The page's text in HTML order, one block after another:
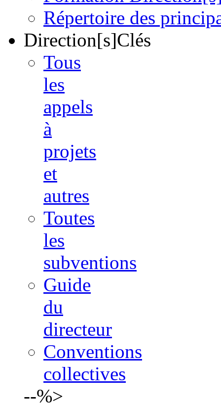
Répertoire des
Direction[s]Clés
Tous
les
appels
à
projets
et
autres
Toutes
les
subventions
Guide
du
directeur
Conventions
collectives
--%>